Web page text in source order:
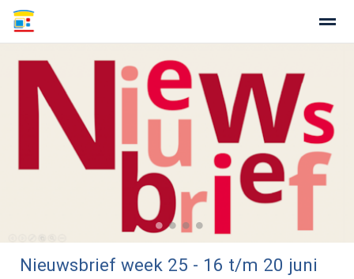
Home Nieuws Agenda
● ● ● ●
Nieuwsbrief week 25 - 16 t/m 20 juni